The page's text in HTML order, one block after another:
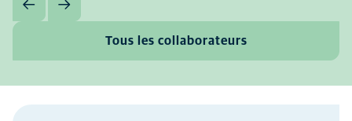
Tous les collaborateurs